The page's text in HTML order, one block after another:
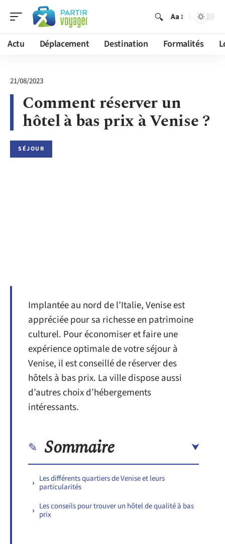
Aa
Actu Déplacement Destination Formalités
21/08/2023
Comment réserver un
hôtel à bas prix à Venise ?
SÉJOUR
Implantée au nord de l’Italie, Venise est
appréciée pour sa richesse en patrimoine
culturel. Pour économiser et faire une
expérience optimale de votre séjour à
Venise, il est conseillé de réserver des
hôtels à bas prix. La ville dispose aussi
d’autres choix d’hébergements
intéressants.
Sommaire
Les différents quartiers de Venise et leurs
particularités
Les conseils pour trouver un hôtel de qualité à bas
prix